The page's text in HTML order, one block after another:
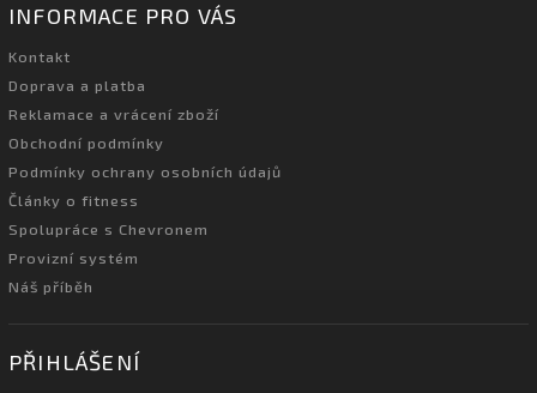
INFORMACE PRO VÁS
Kontakt
Doprava a platba
Reklamace a vrácení zboží
Obchodní podmínky
Podmínky ochrany osobních údajů
Články o fitness
Spolupráce s Chevronem
Provizní systém
Náš příběh
PŘIHLÁŠENÍ